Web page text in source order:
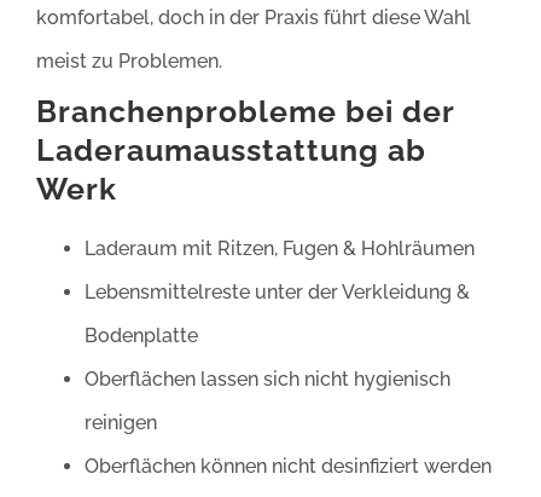
komfortabel, doch in der Praxis führt diese Wahl
meist zu Problemen.
Branchenprobleme bei der
Laderaumausstattung ab
Werk
Laderaum mit Ritzen, Fugen & Hohlräumen
Lebensmittelreste unter der Verkleidung &
Bodenplatte
Oberflächen lassen sich nicht hygienisch
reinigen
Oberflächen können nicht desinfiziert werden